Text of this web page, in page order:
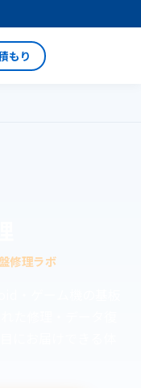
もり
修理ラボ